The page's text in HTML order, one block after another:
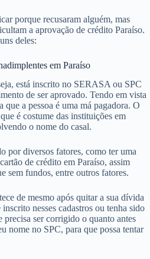
porque recusaram alguém, mas
a aprovação de crédito Paraíso.
deles:
em Paraíso
está inscrito no SERASA ou SPC
de ser aprovado. Tendo em vista
que a pessoa é uma má pagadora. O
é costume das instituições em
o nome do casal.
por diversos fatores, como ter uma
de crédito em Paraíso, assim
sem fundos, entre outros fatores.
de mesmo após quitar a sua dívida
nesses cadastros ou tenha sido
ser corrigido o quanto antes
nome no SPC, para que possa tentar